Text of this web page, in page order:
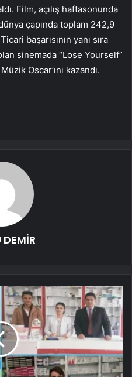
Film, açılış haftasonunda
çapında toplam 242,9
başarısının yanı sıra
sinemada “Lose Yourself”
Oscar’ını kazandı.
DEMİR